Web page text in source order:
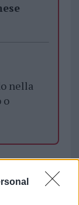
nella
o